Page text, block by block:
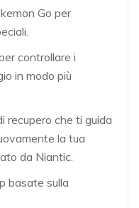
Go per
controllare i
in modo più
recupero che ti guida
la tua
da Niantic.
basate sulla